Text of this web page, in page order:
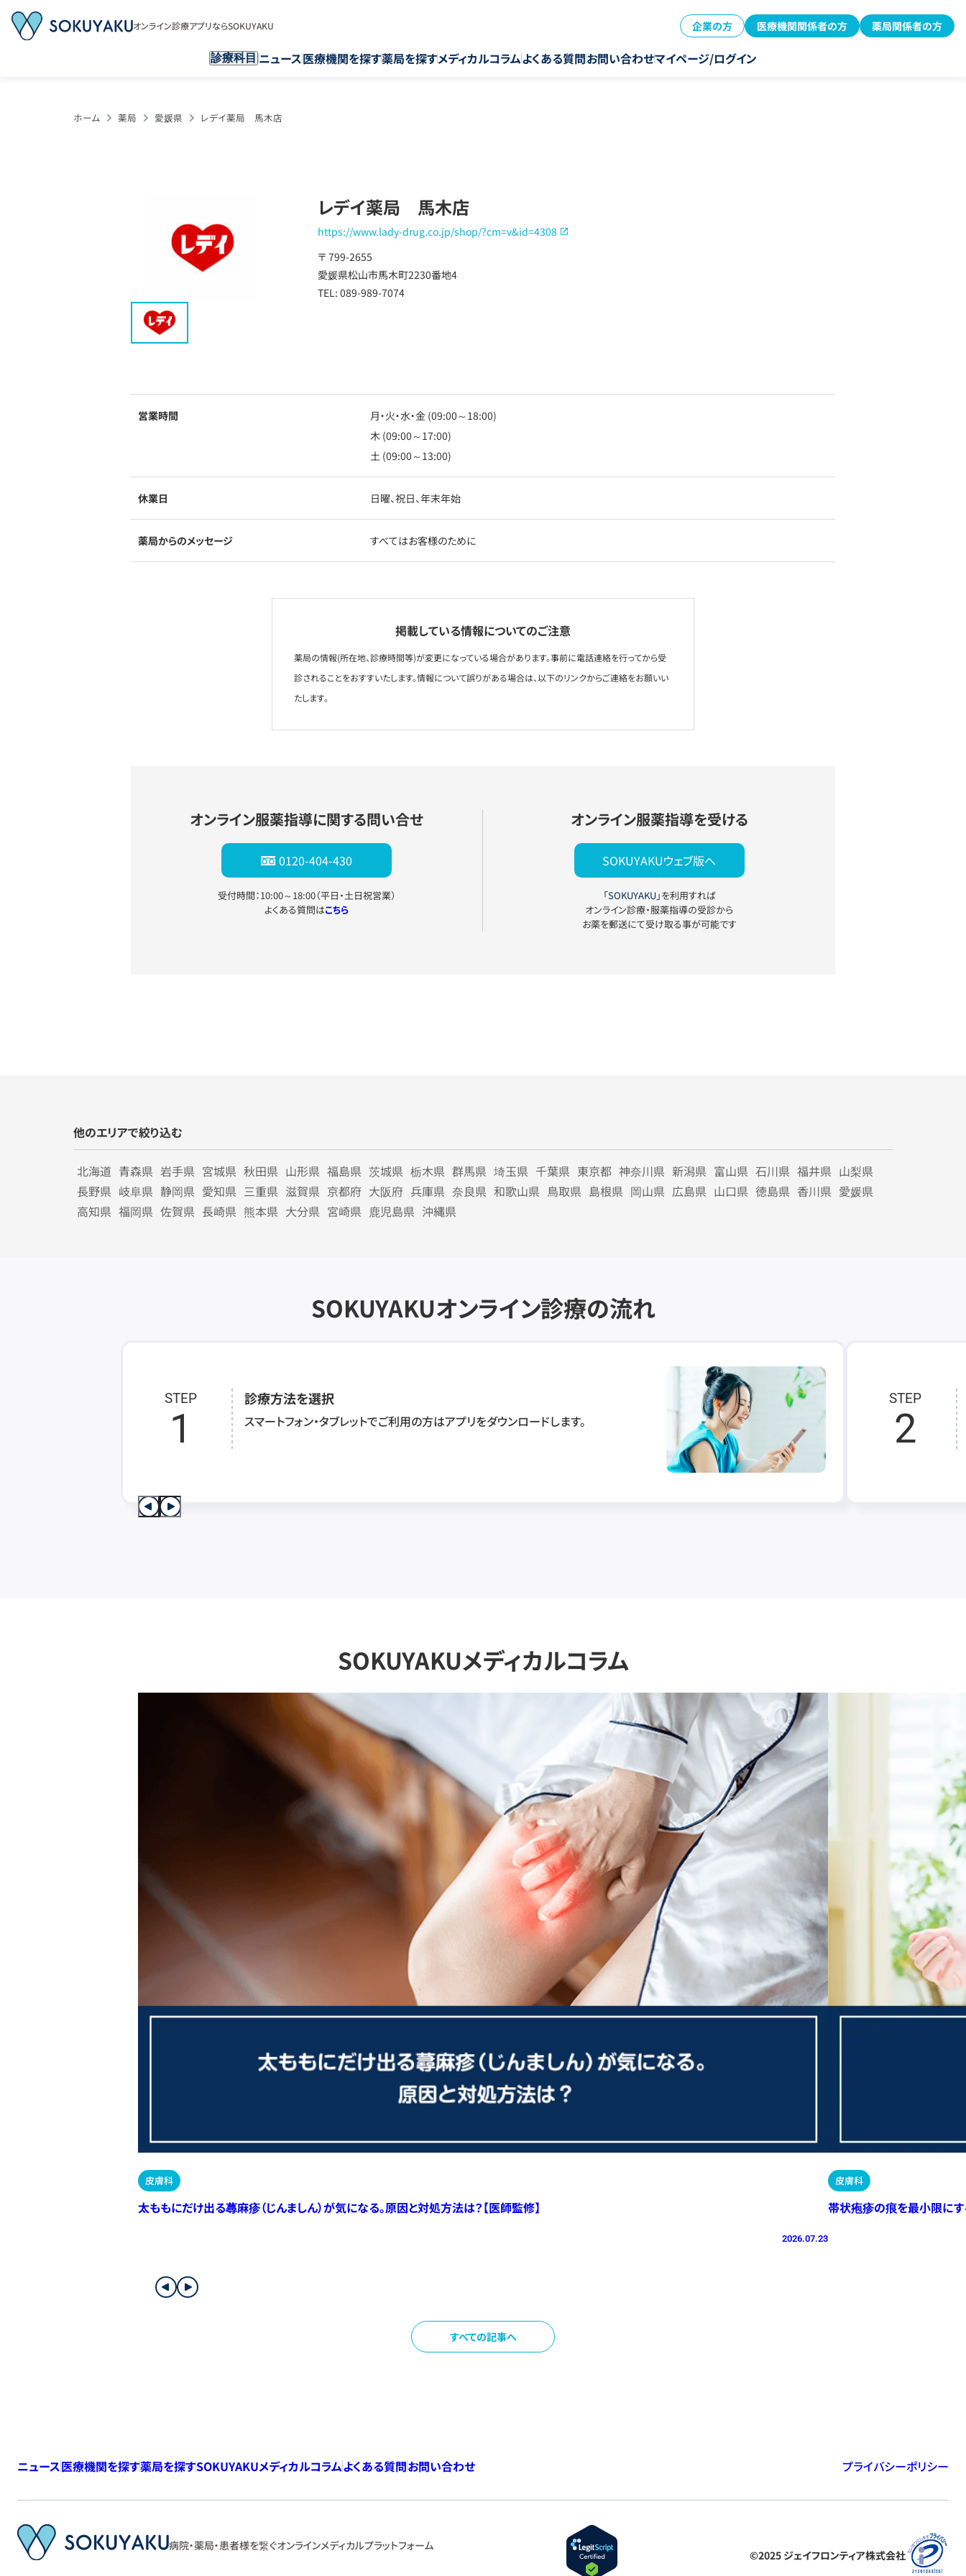
オンライン診療アプリならSOKUYAKU 企業の方 医療機関関係者の方 薬局関係者の方
診療科目 ニュース医療機関を探す薬局を探すメディカルコラムよくある質問お問い合わせマイページ/ログイン
ホーム 薬局 愛媛県 レデイ薬局 馬木店
レデイ薬局 馬木店
https://www.lady-drug.co.jp/shop/?cm=v&id=4308
〒 799-2655
愛媛県松山市馬木町2230番地4
TEL: 089-989-7074
営業時間
月・火・水・金 (09:00～18:00)
木 (09:00～17:00)
土 (09:00～13:00)
休業日 日曜、祝日、年末年始
薬局からのメッセージ すべてはお客様のために
掲載している情報についてのご注意
薬局の情報(所在地、診療時間等)が変更になっている場合があります。事前に電話連絡を行ってから受
診されることをおすすいたします。情報について誤りがある場合は、以下のリンクからご連絡をお願いい
たします。
オンライン服薬指導に関する問い合せ
0120-404-430
受付時間：10:00～18:00（平日・土日祝営業）
よくある質問はこちら
オンライン服薬指導を受ける
SOKUYAKUウェブ版へ
「SOKUYAKU」を利用すれば
オンライン診療・服薬指導の受診から
お薬を郵送にて受け取る事が可能です
他のエリアで絞り込む
北海道 青森県 岩手県 宮城県 秋田県 山形県 福島県 茨城県 栃木県 群馬県 埼玉県 千葉県 東京都 神奈川県 新潟県 富山県 石川県 福井県 山梨県
長野県 岐阜県 静岡県 愛知県 三重県 滋賀県 京都府 大阪府 兵庫県 奈良県 和歌山県 鳥取県 島根県 岡山県 広島県 山口県 徳島県 香川県 愛媛県
高知県 福岡県 佐賀県 長崎県 熊本県 大分県 宮崎県 鹿児島県 沖縄県
SOKUYAKUオンライン診療の流れ
STEP
1
診療方法を選択
スマートフォン・タブレットでご利用の方はアプリをダウンロードします。
STEP
2
SOKUYAKUメディカルコラム
皮膚科
太ももにだけ出る蕁麻疹（じんましん）が気になる。原因と対処方法は？【医師監修】
2026.07.23
皮膚科
帯状疱疹の痕を最小限にす
すべての記事へ
ニュース医療機関を探す薬局を探すSOKUYAKUメディカルコラムよくある質問お問い合わせ プライバシーポリシー
病院・薬局・患者様を繋ぐオンラインメディカルプラットフォーム
©2025 ジェイフロンティア株式会社